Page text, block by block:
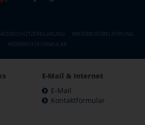
WIDERRUFSBELEHRUNG
WIDERRUFSFORMULAR
E-Mail & Internet
E-Mail
Kontaktformular